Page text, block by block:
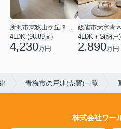
所沢市東狭山ケ丘３丁目
4LDK (98.89㎡)
4,230万円
飯能市大字青木
2,890万円
青梅市の戸建(売買)一覧
株式会社ワー